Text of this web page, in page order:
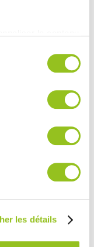
Nous
sur l'utilisation de
sociaux, de
celles-ci
de leurs
les détails
Aubin (72)